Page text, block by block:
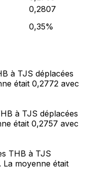
0,2807
0,35%
à TJS déplacées
était 0,2772 avec
à TJS déplacées
était 0,2757 avec
THB à TJS
La moyenne était